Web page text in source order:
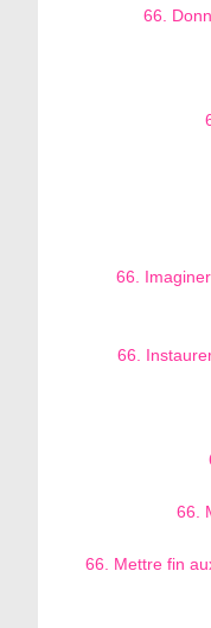
66.
66.
66.
66.
66. Mettre fin